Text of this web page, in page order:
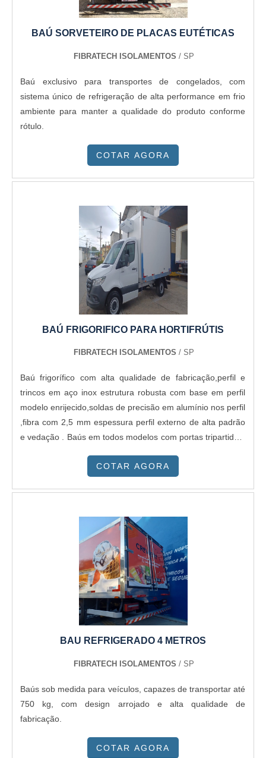
especializados e cuidadosos, que entendem a necessidade
consideráveis em instalações de qualidade, aumentando a
eficiência da marca.A Dracool Brasil é uma empresa que
seriedade e qualidade, o que garante o sucesso aos
parceiros de ponta a ponta.
BAÚ SORVETEIRO DE PLACAS EUTÉTICAS
FIBRATECH ISOLAMENTOS / SP
Baú exclusivo para transportes de congelados, com
sistema único de refrigeração de alta performance em frio
ambiente para manter a qualidade do produto conforme
rótulo.
COTAR AGORA
BAÚ FRIGORIFICO PARA HORTIFRÚTIS
FIBRATECH ISOLAMENTOS / SP
Baú frigorífico com alta qualidade de fabricação,perfil e
trincos em aço inox estrutura robusta com base em perfil
modelo enrijecido,soldas de precisão em alumínio nos perfil
,fibra com 2,5 mm espessura perfil externo de alta padrão
e vedação . Baús em todos modelos com portas tripartidas,
COTAR AGORA
BAU REFRIGERADO 4 METROS
FIBRATECH ISOLAMENTOS / SP
Baús sob medida para veículos, capazes de transportar até
750 kg, com design arrojado e alta qualidade de
fabricação.
COTAR AGORA